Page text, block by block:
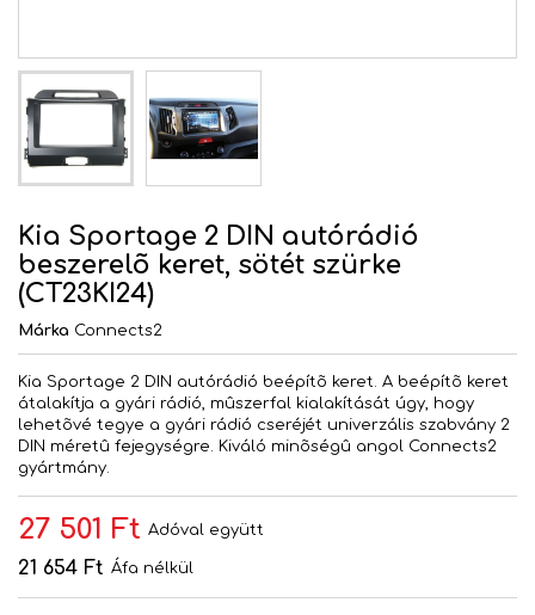
Kia Sportage 2 DIN autórádió
beszerelõ keret, sötét szürke
(CT23KI24)
Márka Connects2
Kia Sportage 2 DIN autórádió beépítõ keret. A beépítõ keret
átalakítja a gyári rádió, mûszerfal kialakítását úgy, hogy
lehetõvé tegye a gyári rádió cseréjét univerzális szabvány 2
DIN méretû fejegységre. Kiváló minõségû angol Connects2
gyártmány.
27 501 Ft Adóval együtt
21 654 Ft Áfa nélkül